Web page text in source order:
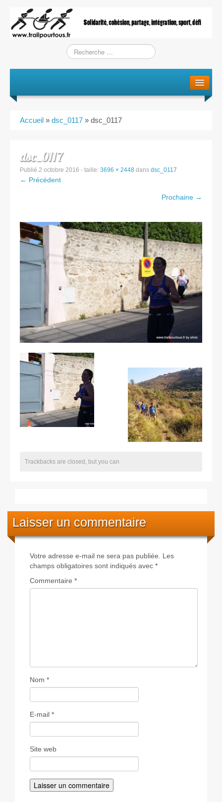
L’équipe
Training / Courses
Les courses
Rugby Riviera Fauteuil
On parle de nous
Partenaires & remerciements
Partenaires
Remerciements
Contact
Accueil » dsc_0117 » dsc_0117
dsc_0117
Publié 2 octobre 2016 - taille: 3696 × 2448 dans dsc_0117
← Précédent
Prochaine →
Trackbacks are closed, but you can
Laisser un commentaire
Votre adresse e-mail ne sera pas publiée. Les
champs obligatoires sont indiqués avec *
Commentaire *
Nom *
E-mail *
Site web